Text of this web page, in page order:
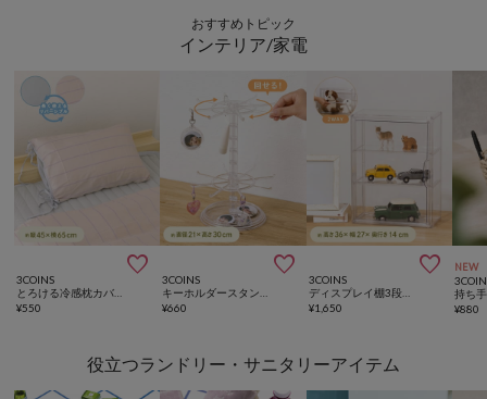
おすすめトピック
インテリア/家電

3COINS
とろける冷感枕カバー：45×65cm
¥550

3COINS
キーホルダースタンド／コレクション収納
¥660

3COINS
ディスプレイ棚3段／コレクション収納
¥1,650
NEW
持ち
¥880
役立つランドリー・サニタリーアイテム